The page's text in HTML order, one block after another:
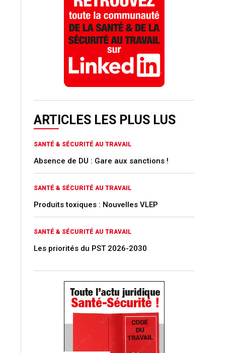
ARTICLES LES PLUS LUS
SANTÉ & SÉCURITÉ AU TRAVAIL
Absence de DU : Gare aux sanctions !
SANTÉ & SÉCURITÉ AU TRAVAIL
Produits toxiques : Nouvelles VLEP
SANTÉ & SÉCURITÉ AU TRAVAIL
Les priorités du PST 2026-2030